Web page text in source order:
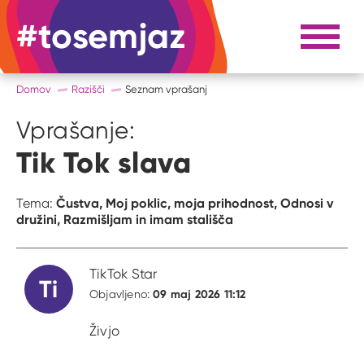
#tosemjaz #to sem jaz Razpri
Domov Razišči Seznam vprašanj
Vprašanje:
Tik Tok slava
Tema: Čustva, Moj poklic, moja prihodnost, Odnosi v
družini, Razmišljam in imam stališča
Ti
TikTok Star
Objavljeno:09 maj 2026 11:12
Živjo